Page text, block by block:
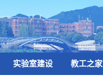
实验室建设 教工之家